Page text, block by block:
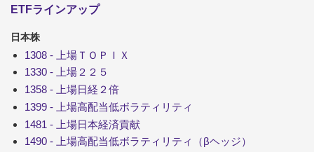
ETFラインアップ
日本株
1308 - 上場ＴＯＰＩＸ
1330 - 上場２２５
1358 - 上場日経２倍
1399 - 上場高配当低ボラティリティ
1481 - 上場日本経済貢献
1490 - 上場高配当低ボラティリティ（βヘッジ）